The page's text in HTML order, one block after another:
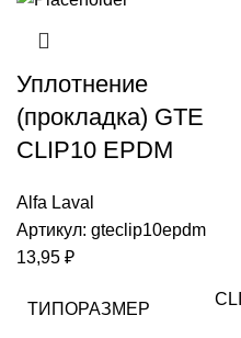
Уплотнение
(прокладка) GTE
CLIP10 EPDM
Alfa Laval
Артикул: gteclip10epdm
13,95 ₽
ТИПОРАЗМЕР